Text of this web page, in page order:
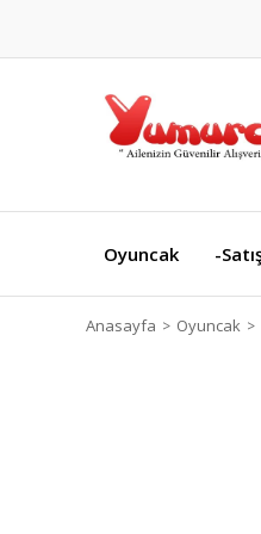
Oyuncak -
Anasayfa Oyuncak